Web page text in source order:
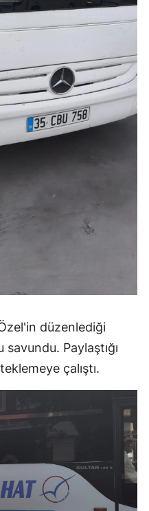
düzenlediği
Paylaştığı
çalıştı.